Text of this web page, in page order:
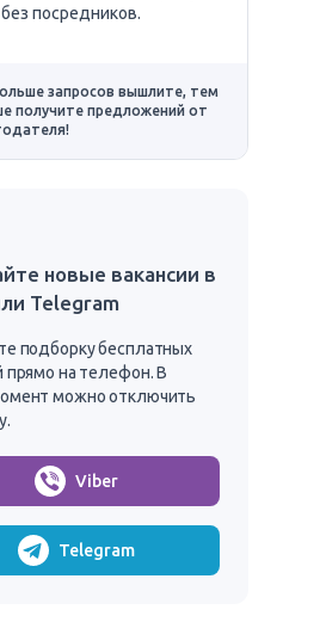
без посредников.
запросов вышлите, тем
получите предложений от
новые вакансии в
Telegram
подборку бесплатных
прямо на телефон. В
можно отключить
Viber
Telegram